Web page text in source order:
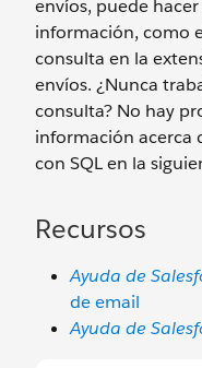
envíos, puede
información, como
consulta en la
envíos. ¿Nunca
consulta? No hay
información acerca
con SQL en la
Recursos
Ayuda de
de email
Ayuda de